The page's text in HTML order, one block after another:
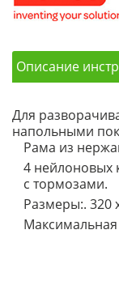
Описание
Для
напольными
Рама из
4 нейлоновых
с тормозами.
Размеры:. 320
Максимальная